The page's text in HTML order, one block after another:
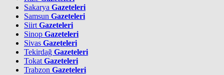
Sakarya Gazeteleri
Samsun Gazeteleri
Siirt Gazeteleri
Sinop Gazeteleri
Sivas Gazeteleri
Tekirdağ Gazeteleri
Tokat Gazeteleri
Trabzon Gazeteleri